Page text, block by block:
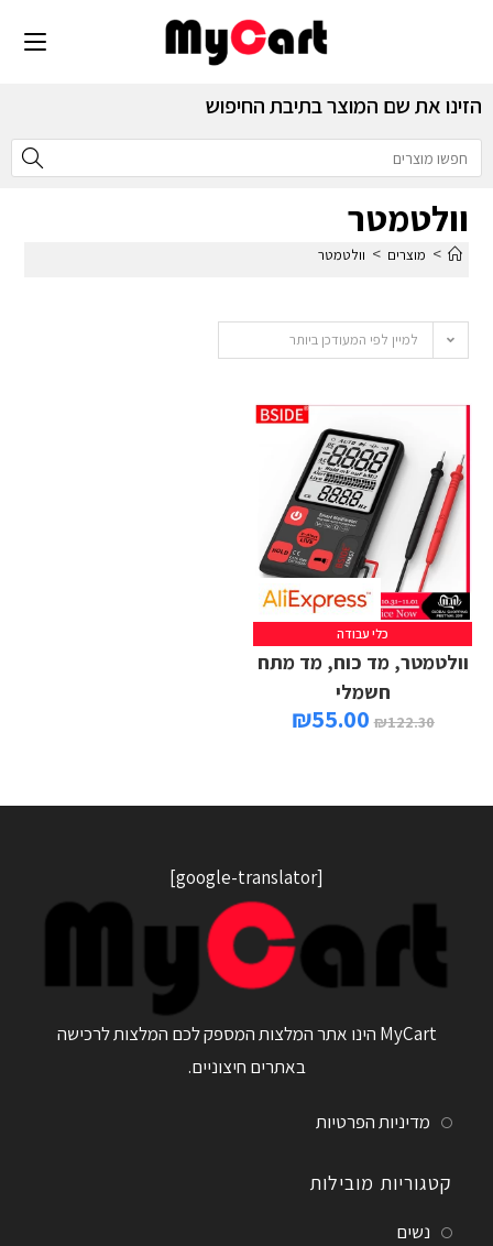
הזינו את שם המוצר בתיבת החיפוש
וולטמטר
> מוצרים > וולטמטר
למיין לפי המעודכן ביותר
כלי עבודה
וולטמטר, מד כוח, מד מתח
חשמלי
₪122.30
₪55.00
[google-translator]
MyCart הינו אתר המלצות המספק לכם המלצות לרכישה
באתרים חיצוניים.
מדיניות הפרטיות
קטגוריות מובילות
נשים